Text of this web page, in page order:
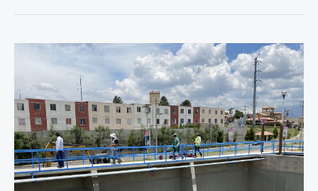
Impulsa
eficiencia
hídrica
en
viviendas